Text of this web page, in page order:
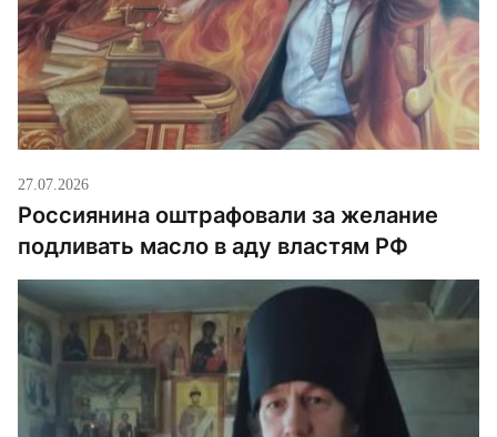
27.07.2026
Россиянина оштрафовали за желание
подливать масло в аду властям РФ